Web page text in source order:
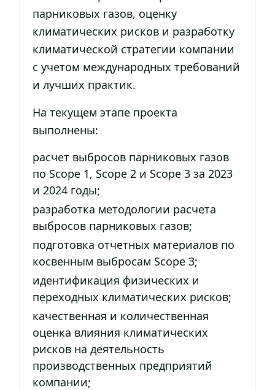
парниковых газов, оценку
климатических рисков и разработку
климатической стратегии компании
с учетом международных требований
и лучших практик.
На текущем этапе проекта
выполнены:
расчет выбросов парниковых газов
по Scope 1, Scope 2 и Scope 3 за 2023
и 2024 годы;
разработка методологии расчета
выбросов парниковых газов;
подготовка отчетных материалов по
косвенным выбросам Scope 3;
идентификация физических и
переходных климатических рисков;
качественная и количественная
оценка влияния климатических
рисков на деятельность
производственных предприятий
компании;